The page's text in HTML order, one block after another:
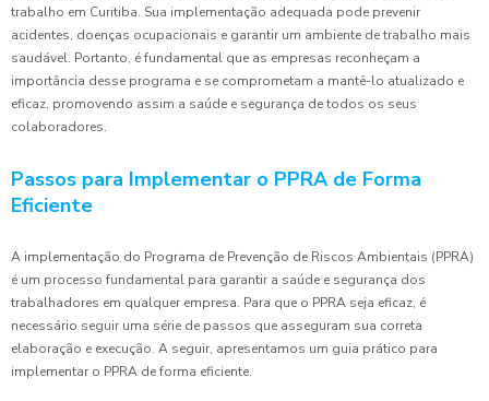
trabalho em Curitiba. Sua implementação adequada pode prevenir
acidentes, doenças ocupacionais e garantir um ambiente de trabalho mais
saudável. Portanto, é fundamental que as empresas reconheçam a
importância desse programa e se comprometam a mantê-lo atualizado e
eficaz, promovendo assim a saúde e segurança de todos os seus
colaboradores.
Passos para Implementar o PPRA de Forma
Eficiente
A implementação do Programa de Prevenção de Riscos Ambientais (PPRA)
é um processo fundamental para garantir a saúde e segurança dos
trabalhadores em qualquer empresa. Para que o PPRA seja eficaz, é
necessário seguir uma série de passos que asseguram sua correta
elaboração e execução. A seguir, apresentamos um guia prático para
implementar o PPRA de forma eficiente.